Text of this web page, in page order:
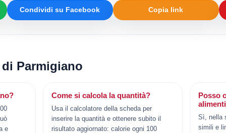
Condividi su Facebook Copia link
Parmigiano
e
Come si calcola la quantità?
Usa il calcolatore della scheda per
inserire la quantità e ottenere subito il
risultato aggiornato: calorie ogni 100
Posso
Sì, nella
simili e